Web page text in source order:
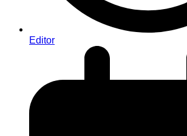
Editor